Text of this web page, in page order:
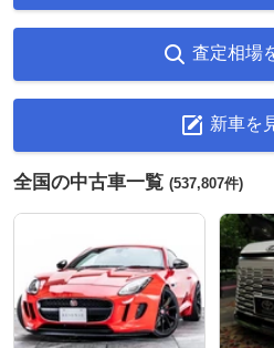
査定相場
新車を
全国の中古車一覧 (537,807件)